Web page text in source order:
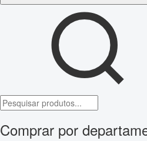
Comprar por